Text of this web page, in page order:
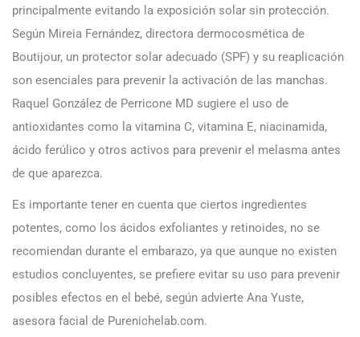
principalmente evitando la exposición solar sin protección.
Según Mireia Fernández, directora dermocosmética de
Boutijour, un protector solar adecuado (SPF) y su reaplicación
son esenciales para prevenir la activación de las manchas.
Raquel González de Perricone MD sugiere el uso de
antioxidantes como la vitamina C, vitamina E, niacinamida,
ácido ferúlico y otros activos para prevenir el melasma antes
de que aparezca.
Es importante tener en cuenta que ciertos ingredientes
potentes, como los ácidos exfoliantes y retinoides, no se
recomiendan durante el embarazo, ya que aunque no existen
estudios concluyentes, se prefiere evitar su uso para prevenir
posibles efectos en el bebé, según advierte Ana Yuste,
asesora facial de Purenichelab.com.